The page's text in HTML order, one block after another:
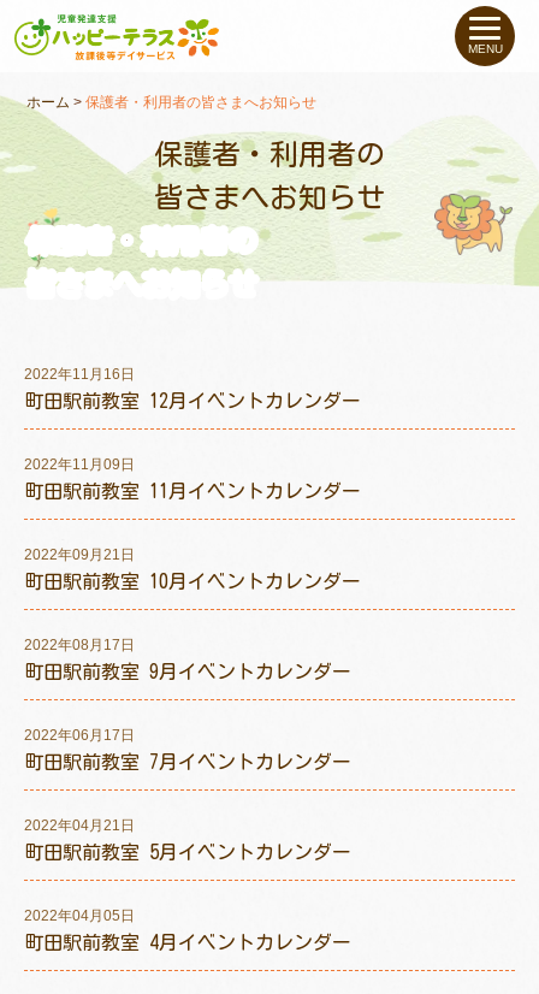
私たちについて
未就学のお子さま（０〜６才）
小学生〜高校生の お子さま
支援事例
教室一覧
ご利用について
MENU
ホーム >保護者・利用者の皆さまへお知らせ
保護者・利用者の
皆さまへお知らせ
保護者・利用者の
皆さまへお知らせ
2022年11月16日
町田駅前教室 12月イベントカレンダー
2022年11月09日
町田駅前教室 11月イベントカレンダー
2022年09月21日
町田駅前教室 10月イベントカレンダー
2022年08月17日
町田駅前教室 9月イベントカレンダー
2022年06月17日
町田駅前教室 7月イベントカレンダー
2022年04月21日
町田駅前教室 5月イベントカレンダー
2022年04月05日
町田駅前教室 4月イベントカレンダー